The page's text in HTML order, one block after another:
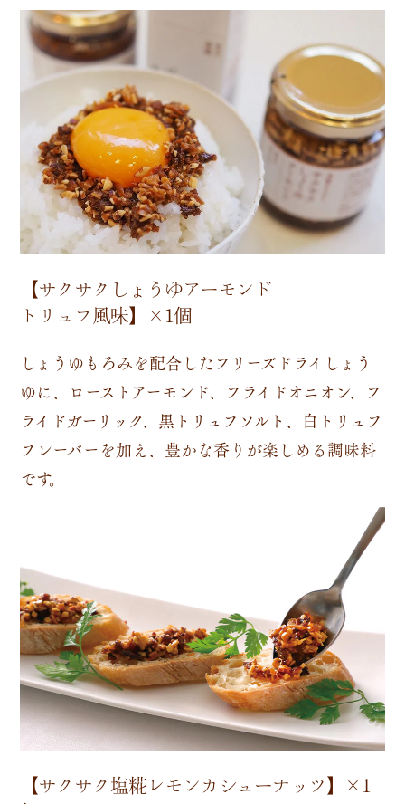
【サクサクしょうゆアーモンド
トリュフ風味】×1個
しょうゆもろみを配合したフリーズドライしょう
ゆに、ローストアーモンド、フライドオニオン、フ
ライドガーリック、黒トリュフソルト、白トリュフ
フレーバーを加え、豊かな香りが楽しめる調味料
です。
【サクサク塩糀レモンカシューナッツ】×1